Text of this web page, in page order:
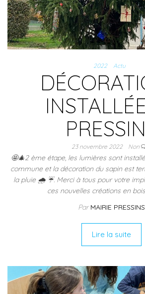
2022 Actu
23 novembre 2022 Non
🤩🎄2 ème étape, les lumières sont
commune et la décoration du sapin est
la pluie 🌧 ☔. Merci à tous pour votre
ces nouvelles créations en
ParMAIRIE PRESSINS
Lire la suite